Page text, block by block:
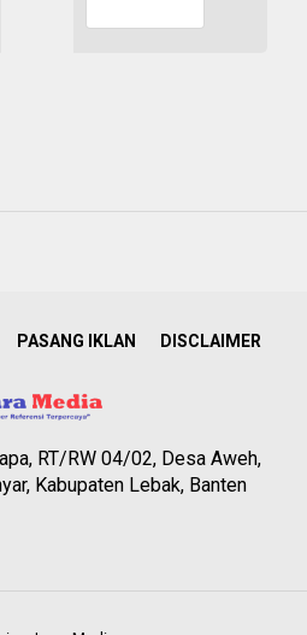
PASANG IKLAN DISCLAIMER
RT/RW 04/02, Desa Aweh,
Kabupaten Lebak, Banten